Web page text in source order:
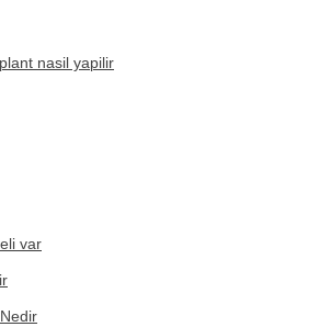
nasil yapilir
var